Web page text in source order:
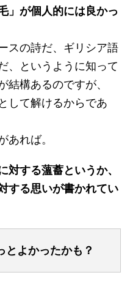
毛」が個人的には良かっ
スの詩だ、ギリシア語
、というように知って
結構あるのですが、
して解けるからであ
あれば。
対する薀蓄というか、
する思いが書かれてい
とよかったかも？